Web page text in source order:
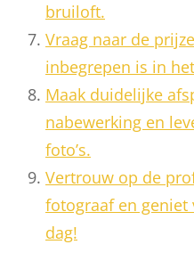
bruiloft.
Vraag naar de
inbegrepen is in
Maak duidelijke
nabewerking en
foto’s.
Vertrouw op de
fotograaf en
dag!